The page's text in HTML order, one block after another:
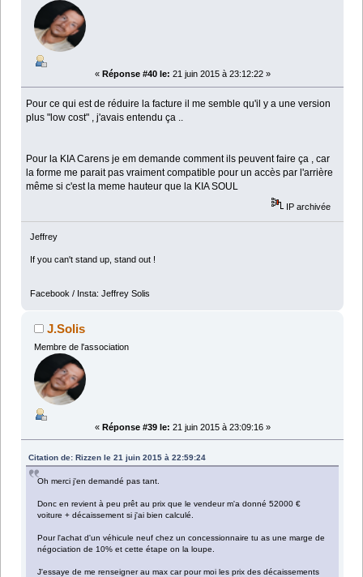
« Réponse #40 le: 21 juin 2015 à 23:12:22 »
Pour ce qui est de réduire la facture il me semble qu'il y a une version
plus "low cost" , j'avais entendu ça ..
Pour la KIA Carens je em demande comment ils peuvent faire ça , car
la forme me parait pas vraiment compatible pour un accès par l'arrière
même si c'est la meme hauteur que la KIA SOUL
IP archivée
Jeffrey
If you can't stand up, stand out !
Facebook / Insta: Jeffrey Solis
J.Solis
Membre de l'association
« Réponse #39 le: 21 juin 2015 à 23:09:16 »
Citation de: Rizzen le 21 juin 2015 à 22:59:24
Oh merci j'en demandé pas tant.
Donc en revient à peu prêt au prix que le vendeur m'a donné 52000 €
voiture + décaissement si j'ai bien calculé.
Pour l'achat d'un véhicule neuf chez un concessionnaire tu as une marge de
négociation de 10% et cette étape on la loupe.
J'essaye de me renseigner au max car pour moi les prix des décaissements